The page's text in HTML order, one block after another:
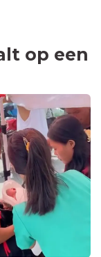
op een